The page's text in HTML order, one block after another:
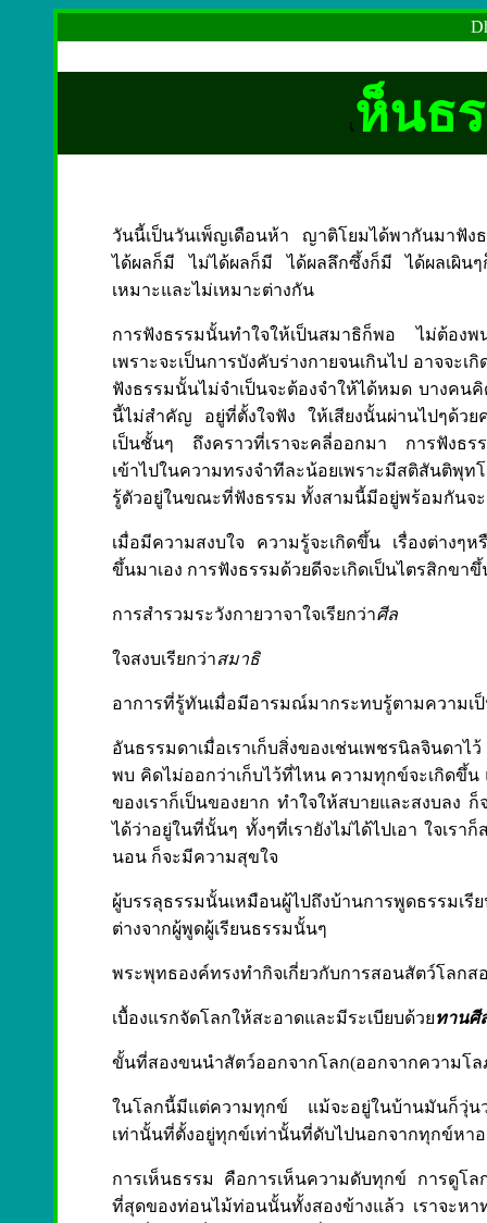
เห็นธ
วันนี้เป็นวันเพ็ญเดือนห้า ญาติโยมได้พากันมาฟั
ได้ผลก็มี ไม่ได้ผลก็มี ได้ผลลึกซึ้งก็มี ได้ผลเผินๆ
เหมาะและไม่เหมาะต่างกัน
การฟังธรรมนั้นทำใจให้เป็นสมาธิก็พอ ไม่ต้อง
เพราะจะเป็นการบังคับร่างกายจนเกินไป อาจจะเ
ฟังธรรมนั้นไม่จำเป็นจะต้องจำให้ได้หมด บางคน
นี้ไม่สำคัญ อยู่ที่ตั้งใจฟัง ให้เสียงนั้นผ่านไปๆด้วย
เป็นชั้นๆ ถึงคราวที่เราจะคลี่ออกมา การฟังธ
เข้าไปในความทรงจำทีละน้อยเพราะมีสติสันติพุท
รู้ตัวอยู่ในขณะที่ฟังธรรม ทั้งสามนี้มีอยู่พร้อมกันจ
เมื่อมีความสงบใจ ความรู้จะเกิดขึ้น เรื่องต่างๆห
ขึ้นมาเอง การฟังธรรมด้วยดีจะเกิดเป็นไตรสิกขา
การสำรวมระวังกายวาจาใจเรียกว่าศีล
ใจสงบเรียกว่าสมาธิ
อาการที่รู้ทันเมื่อมีอารมณ์มากระทบรู้ตามความเป็
อันธรรมดาเมื่อเราเก็บสิ่งของเช่นเพชรนิลจินดา
พบ คิดไม่ออกว่าเก็บไว้ที่ไหน ความทุกข์จะเกิดขึ้น
ของเราก็เป็นของยาก ทำใจให้สบายและสงบลง
ได้ว่าอยู่ในที่นั้นๆ ทั้งๆที่เรายังไม่ได้ไปเอา ใจเร
นอน ก็จะมีความสุขใจ
ผู้บรรลุธรรมนั้นเหมือนผู้ไปถึงบ้านการพูดธรรมเ
ต่างจากผู้พูดผู้เรียนธรรมนั้นๆ
พระพุทธองค์ทรงทำกิจเกี่ยวกับการสอนสัตว์โลกส
เบื้องแรกจัดโลกให้สะอาดและมีระเบียบด้วยทานศี
ขั้นที่สองขนนำสัตว์ออกจากโลก(ออกจากความโ
ในโลกนี้มีแต่ความทุกข์ แม้จะอยู่ในบ้านมันก็วุ่น
เท่านั้นที่ตั้งอยู่ทุกข์เท่านั้นที่ดับไปนอกจากทุกข์หา
การเห็นธรรม คือการเห็นความดับทุกข์ การดูโล
ที่สุดของท่อนไม้ท่อนนั้นทั้งสองข้างแล้ว เราจะหา